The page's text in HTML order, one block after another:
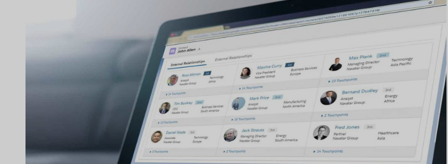
Capsule CRM Review
[2025]: Is It The Right
Tool For Your Business?
द्वारा
में प्रकाशित किया गया थाएआई सॉफ्टवेयर समीक्षाएँ
Spread the loveStruggling to stay
Close CRM Review
[2025]: Is This The
Right Tool For Your
Sales Team?
एआई सॉफ्टवेयर